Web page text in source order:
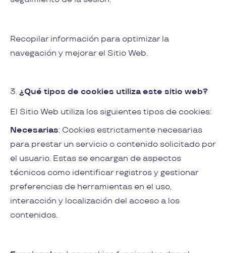
Recopilar información para optimizar la
navegación y mejorar el Sitio Web.
3. ¿Qué tipos de cookies utiliza este sitio web?
El Sitio Web utiliza los siguientes tipos de cookies:
Necesarias: Cookies estrictamente necesarias
para prestar un servicio o contenido solicitado por
el usuario. Estas se encargan de aspectos
técnicos como identificar registros y gestionar
preferencias de herramientas en el uso,
interacción y localización del acceso a los
contenidos.